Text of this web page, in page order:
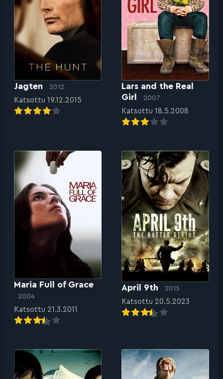
Jagten 2012
Katsottu 19.12.2015
Lars and the Real
Girl
2007
Katsottu 18.5.2008
Maria Full of Grace
2004
Katsottu 21.3.2011
April 9th 2015
Katsottu 20.5.2023